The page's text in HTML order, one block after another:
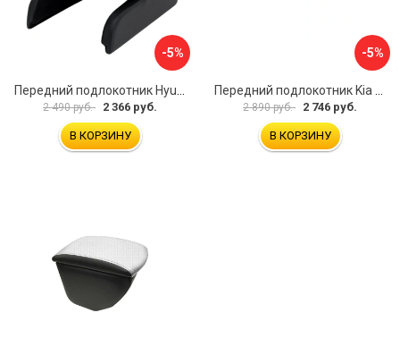
-5%
2 490 руб. 2 366 руб.
В КОРЗИНУ
-5%
2 890 руб. 2 746 руб.
В КОРЗИНУ